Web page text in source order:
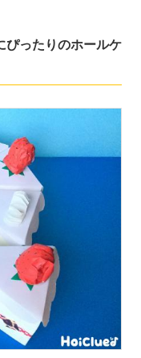
ぴったりのホールケ